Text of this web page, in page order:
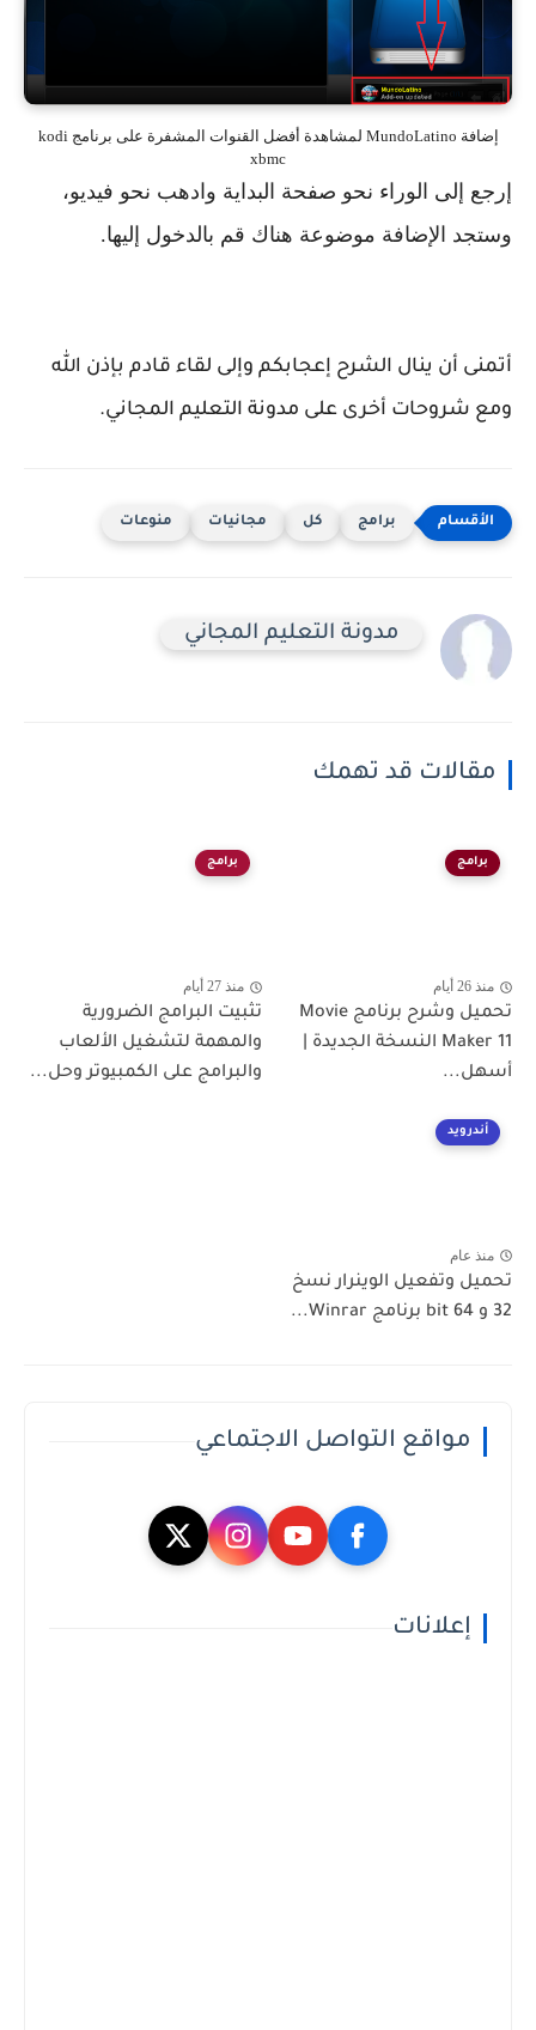
إضافة MundoLatino لمشاهدة أفضل القنوات المشفرة على برنامج kodi
xbmc
إرجع إلى الوراء نحو صفحة البداية وادهب نحو فيديو،
وستجد الإضافة موضوعة هناك قم بالدخول إليها.
أتمنى أن ينال الشرح إعجابكم وإلى لقاء قادم بإذن الله
ومع شروحات أخرى على مدونة التعليم المجاني.
برامج كل مجانيات منوعات
مدونة التعليم المجاني
مقالات قد تهمك
برامج
منذ 26 أيام
تحميل وشرح برنامج Movie
Maker 11 النسخة الجديدة |
أسهل...
برامج
منذ 27 أيام
تثبيت البرامج الضرورية
والمهمة لتشغيل الألعاب
والبرامج على الكمبيوتر وحل...
أندرويد
منذ عام
تحميل وتفعيل الوينرار نسخ
32 و 64 bit برنامج Winrar...
مواقع التواصل الاجتماعي
إعلانات